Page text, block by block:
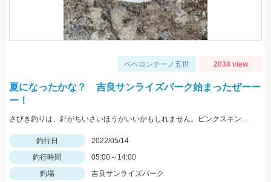
ペペロンチーノ五世 2034 view
夏になったかな？ 吉良サンライズパーク始まったぜーー
ー！
さびき釣りは、針がちいさいほうがいいかもしれません。ピンクスキンおすすめです。 根魚は、ゴールドイソメがおすすめです。
釣行日
2022/05/14
釣行時間
05:00～14:00
釣場
吉良サンライズパーク